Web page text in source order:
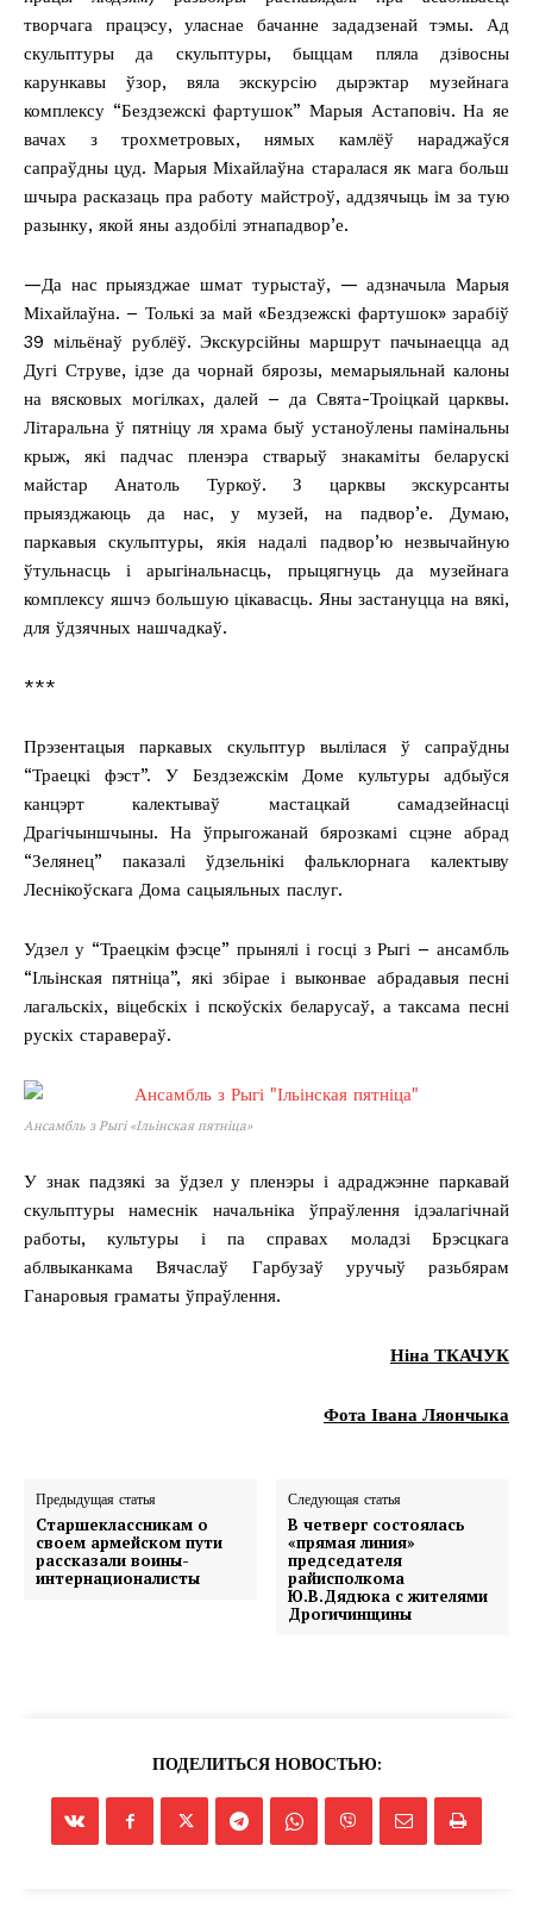
творчага працэсу, уласнае бачанне зададзенай тэмы. Ад
скульптуры да скульптуры, быццам пляла дзівосны
карункавы ўзор, вяла экскурсію дырэктар музейнага
комплексу “Бездзежскі фартушок” Марыя Астаповіч. На яе
вачах з трохметровых, нямых камлёў нараджаўся
сапраўдны цуд. Марыя Міхайлаўна старалася як мага больш
шчыра расказаць пра работу майстроў, аддзячыць ім за тую
разынку, якой яны аздобілі этнападвор’е.
—Да нас прыязджае шмат турыстаў, — адзначыла Марыя
Міхайлаўна. – Толькі за май «Бездзежскі фартушок» зарабіў
39 мільёнаў рублёў. Экскурсійны маршрут пачынаецца ад
Дугі Струве, ідзе да чорнай бярозы, мемарыяльнай калоны
на вясковых могілках, далей – да Свята-Троіцкай царквы.
Літаральна ў пятніцу ля храма быў устаноўлены памінальны
крыж, які падчас пленэра стварыў знакаміты беларускі
майстар Анатоль Туркоў. З царквы экскурсанты
прыязджаюць да нас, у музей, на падвор’е. Думаю,
паркавыя скульптуры, якія надалі падвор’ю незвычайную
ўтульнасць і арыгінальнасць, прыцягнуць да музейнага
комплексу яшчэ большую цікавасць. Яны застануцца на вякі,
для ўдзячных нашчадкаў.
***
Прэзентацыя паркавых скульптур вылілася ў сапраўдны
“Траецкі фэст”. У Бездзежскім Доме культуры адбыўся
канцэрт калектываў мастацкай самадзейнасці
Драгічыншчыны. На ўпрыгожанай бярозкамі сцэне абрад
“Зелянец” паказалі ўдзельнікі фальклорнага калектыву
Леснікоўскага Дома сацыяльных паслуг.
Удзел у “Траецкім фэсце” прынялі і госці з Рыгі – ансамбль
“Ільінская пятніца”, які збірае і выконвае абрадавыя песні
лагальскіх, віцебскіх і пскоўскіх беларусаў, а таксама песні
рускіх старавераў.
Ансамбль з Рыгі «Ільінская пятніца»
У знак падзякі за ўдзел у пленэры і адраджэнне паркавай
скульптуры намеснік начальніка ўпраўлення ідэалагічнай
работы, культуры і па справах моладзі Брэсцкага
аблвыканкама Вячаслаў Гарбузаў уручыў разьбярам
Ганаровыя граматы ўпраўлення.
Ніна ТКАЧУК
Фота Івана Ляончыка
Предыдущая статья
Старшеклассникам о
своем армейском пути
рассказали воины-
интернационалисты
Следующая статья
В четверг состоялась
«прямая линия»
председателя
райисполкома
Ю.В.Дядюка с жителями
Дрогичинщины
ПОДЕЛИТЬСЯ НОВОСТЬЮ: